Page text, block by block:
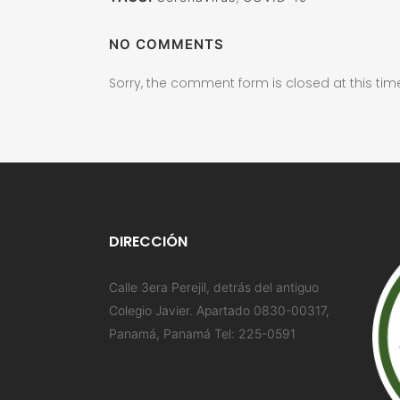
NO COMMENTS
Sorry, the comment form is closed at this
DIRECCIÓN
Calle 3era Perejil, detrás del antiguo
Colegio Javier. Apartado 0830-00317,
Panamá, Panamá Tel: 225-0591